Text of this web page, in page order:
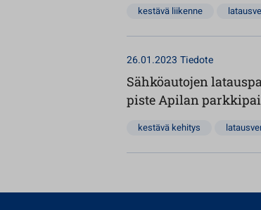
kestävä liikenne
26.01.2023 Tiedote
Sähköautojen
piste Apilan
kestävä kehitys